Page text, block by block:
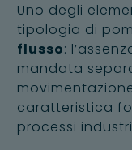
Uno degli
tipologia di
flusso:
mandata
caratteristica
processi